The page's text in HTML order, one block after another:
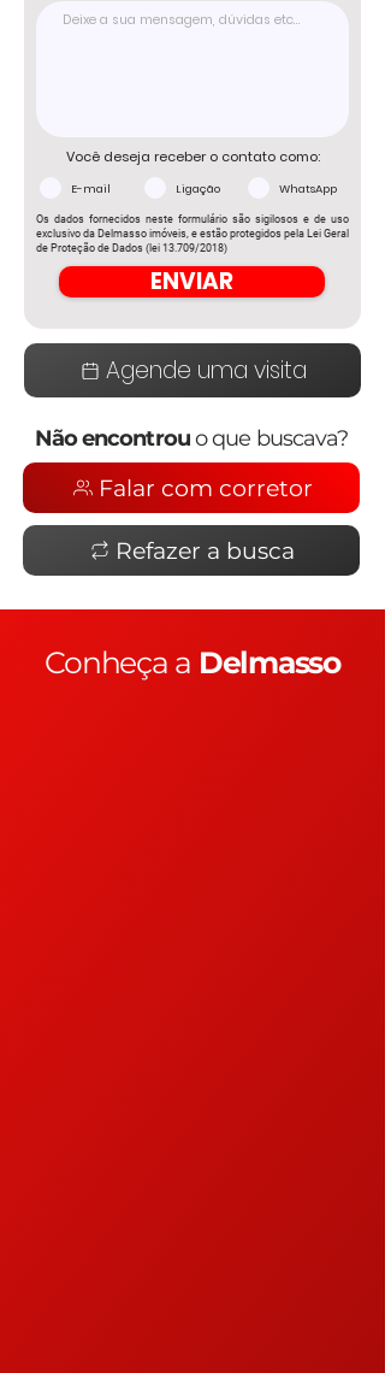
Você deseja receber o contato como:
E-mail Ligação WhatsApp
Os dados fornecidos neste formulário são sigilosos e de uso
exclusivo da Delmasso imóveis, e estão protegidos pela Lei Geral
de Proteção de Dados (lei 13.709/2018)
ENVIAR
Agende uma visita
Não encontrouo que buscava?
Falar com corretor
Refazer a busca
Conheça a Delmasso